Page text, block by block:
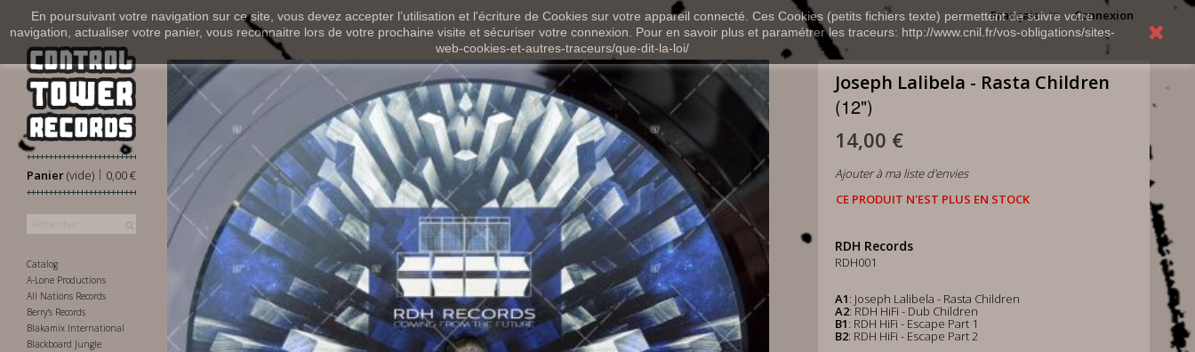
En poursuivant votre navigation sur ce site, vous devez accepter l’utilisation et l'écriture de Cookies sur votre appareil connecté. Ces Cookies (petits fichiers texte) permettent de suivre votre
navigation, actualiser votre panier, vous reconnaitre lors de votre prochaine visite et sécuriser votre connexion. Pour en savoir plus et paramétrer les traceurs: http://www.cnil.fr/vos-obligations/sites-
web-cookies-et-autres-traceurs/que-dit-la-loi/
Connexion
Français
Panier 0,00 €
|
(vide)
Catalog
A-Lone Productions
All Nations Records
Berry's Records
Blakamix International
Blackboard Jungle
Joseph Lalibela - Rasta Children
(12")
14,00 €
Ajouter à ma liste d'envies
CE PRODUIT N'EST PLUS EN STOCK
RDH Records
RDH001
A1: Joseph Lalibela - Rasta Children
A2: RDH HiFi - Dub Children
B1: RDH HiFi - Escape Part 1
B2: RDH HiFi - Escape Part 2